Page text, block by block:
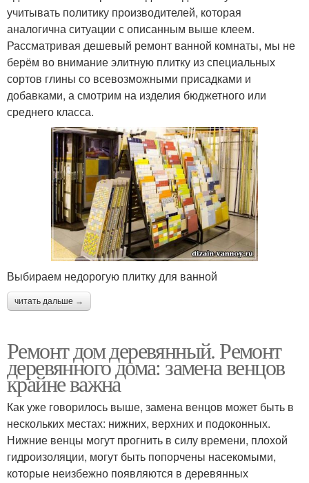
учитывать политику производителей, которая
аналогична ситуации с описанным выше клеем.
Рассматривая дешевый ремонт ванной комнаты, мы не
берём во внимание элитную плитку из специальных
сортов глины со всевозможными присадками и
добавками, а смотрим на изделия бюджетного или
среднего класса.
Выбираем недорогую плитку для ванной
читать дальше →
Ремонт дом деревянный. Ремонт
деревянного дома: замена венцов
крайне важна
Как уже говорилось выше, замена венцов может быть в
нескольких местах: нижних, верхних и подоконных.
Нижние венцы могут прогнить в силу времени, плохой
гидроизоляции, могут быть попорчены насекомыми,
которые неизбежно появляются в деревянных